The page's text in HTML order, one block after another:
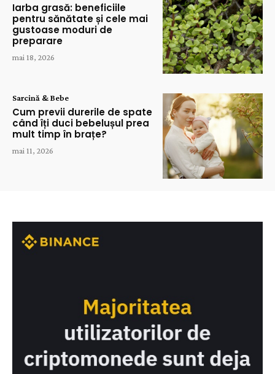
Iarba grasă: beneficiile
pentru sănătate și cele mai
gustoase moduri de
preparare
mai 18, 2026
Sarcină & Bebe
Cum previi durerile de spate
când îți duci bebelușul prea
mult timp în brațe?
mai 11, 2026